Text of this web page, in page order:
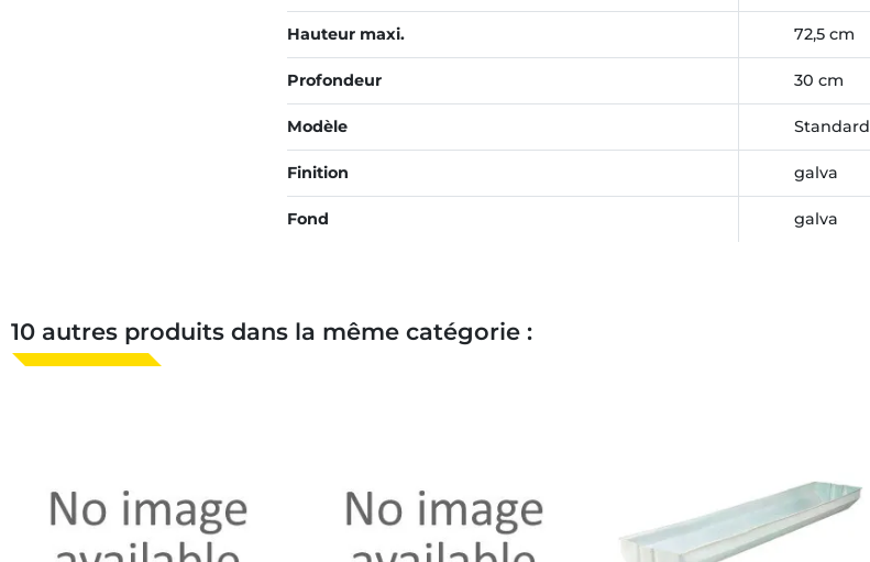
Hauteur maxi. 72,5 cm
Profondeur 30 cm
Modèle Standard
Finition galva
Fond galva
10 autres produits dans la même catégorie :